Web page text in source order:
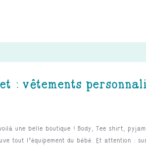
: vêtements
une belle boutique ! Body, Tee shirt,
tout l’équipement du bébé. Et attention :